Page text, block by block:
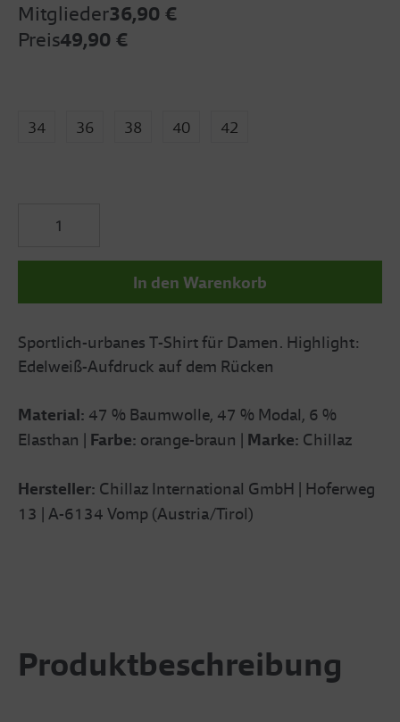
Mitglieder36,90 €
Preis49,90 €
34 36 38 40 42
In den Warenkorb
Sportlich-urbanes T-Shirt für Damen. Highlight:
Edelweiß-Aufdruck auf dem Rücken
Material: 47 % Baumwolle, 47 % Modal, 6 %
Elasthan | Farbe: orange-braun | Marke: Chillaz
Hersteller: Chillaz International GmbH | Hoferweg
13 | A-6134 Vomp (Austria/Tirol)
Produktbeschreibung